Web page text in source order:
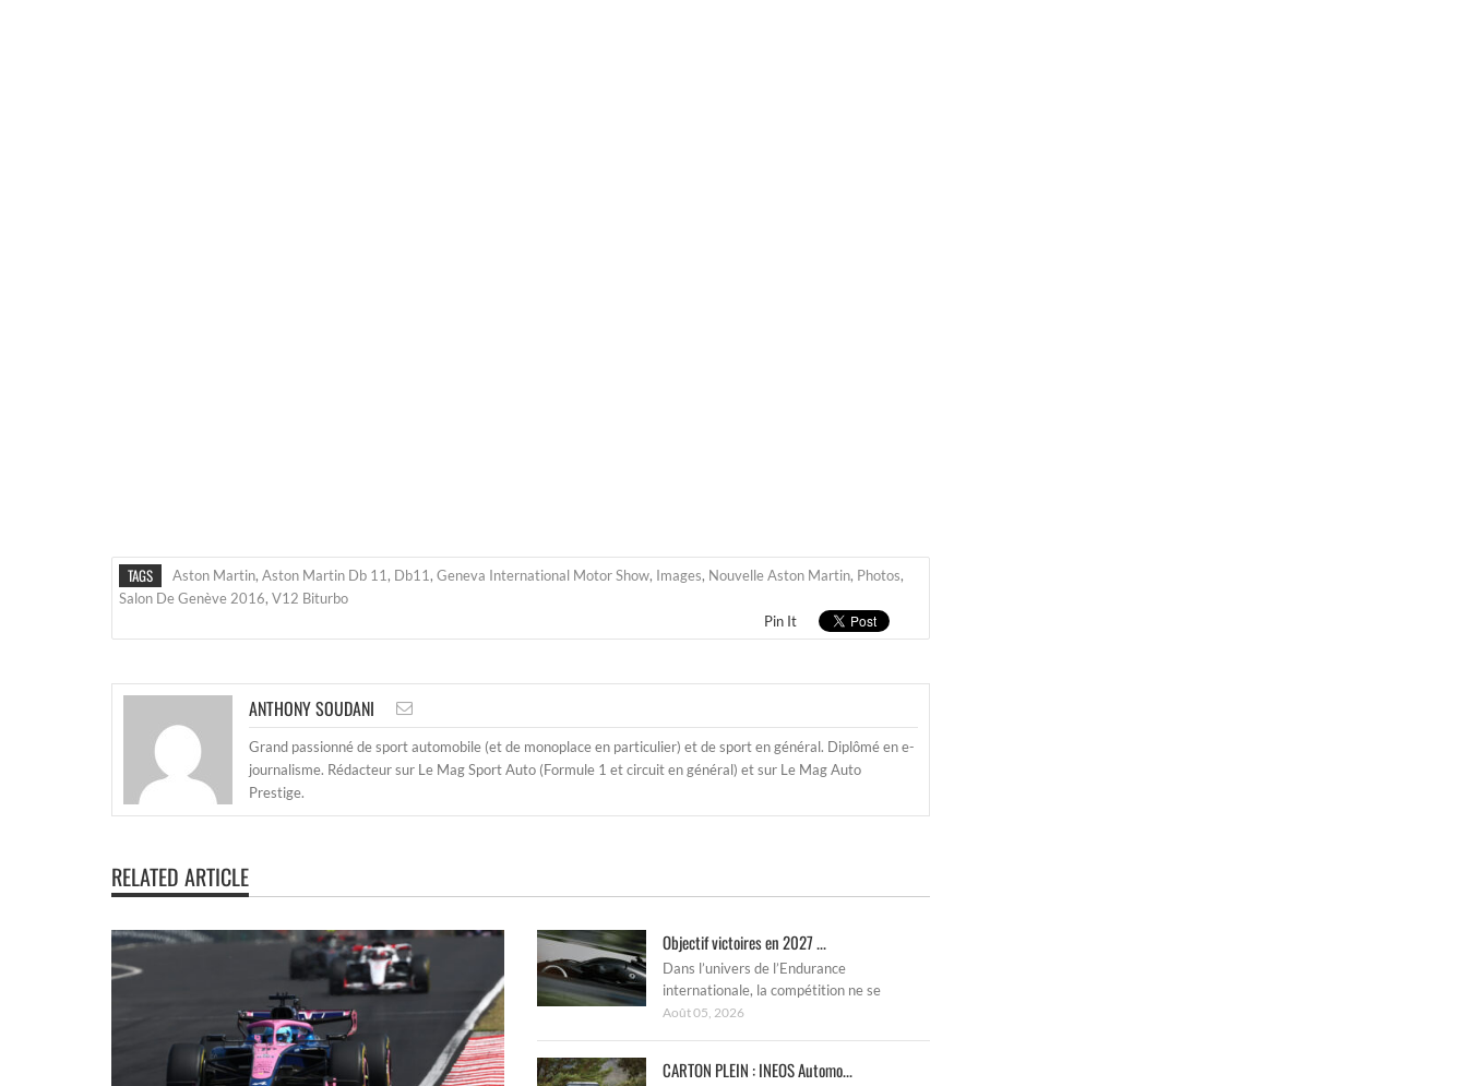
TAGS Aston Martin, Aston Martin Db 11, Db11, Geneva International Motor Show, Images, Nouvelle Aston Martin, Photos,
Salon De Genève 2016, V12 Biturbo
Pin It
ANTHONY SOUDANI
Grand passionné de sport automobile (et de monoplace en particulier) et de sport en général. Diplômé en e-
journalisme. Rédacteur sur Le Mag Sport Auto (Formule 1 et circuit en général) et sur Le Mag Auto
Prestige.
RELATED ARTICLE
Objectif victoires en 2027 ...
Dans l’univers de l’Endurance
internationale, la compétition ne se
Août 05, 2026
CARTON PLEIN : INEOS Automo...